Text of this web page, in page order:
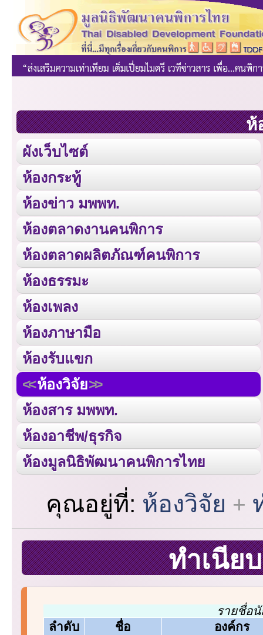
ห้
ผังเว็บไซต์
ห้องกระทู้
ห้องข่าว มพพท.
ห้องตลาดงานคนพิการ
ห้องตลาดผลิตภัณฑ์คนพิการ
ห้องธรรมะ
ห้องเพลง
ห้องภาษามือ
ห้องรับแขก
ห้องวิจัย
ห้องสาร มพพท.
ห้องอาชีพ/ธุรกิจ
ห้องมูลนิธิพัฒนาคนพิการไทย
คุณอยู่ที่: ห้องวิจัย
ทำเนีย
รายชื่อ
ลำดับ
ชื่อ องค์กร